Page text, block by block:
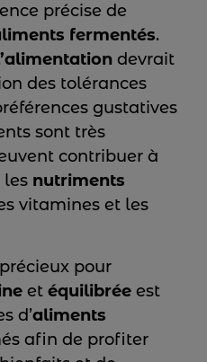
précise de
fermentés.
devrait
des tolérances
gustatives
sont très
contribuer à
les nutriments
vitamines et les
pour
et équilibrée est
d’aliments
afin de profiter